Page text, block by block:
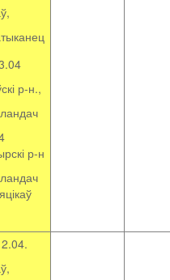
р-н.,
р-н